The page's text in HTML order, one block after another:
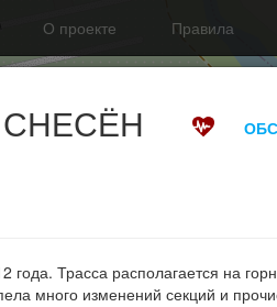
СНЕСЁН
года. Трасса располагается на
много изменений секций и
О проекте Правила